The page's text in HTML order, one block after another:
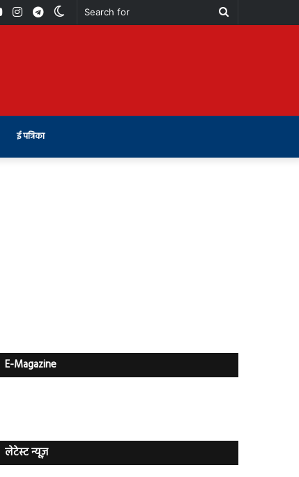
Search
Switch
Telegram
Instagram
Youtube
ई पत्रिका
E-Magazine
लेटेस्ट न्यूज़